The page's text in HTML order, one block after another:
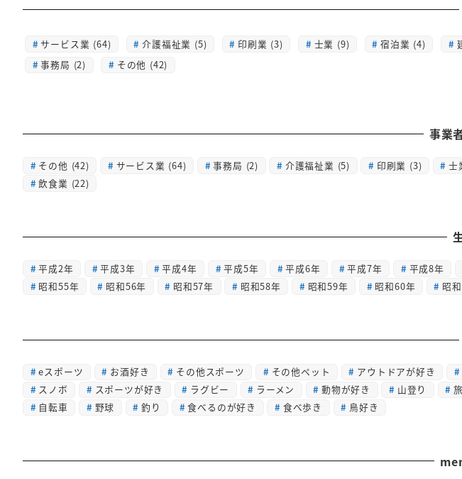
サービス業 (64) 介護福祉業 (5) 印刷業 (3) 士業 (9) 宿泊業 (4)
事務局 (2)
その他 (42)
事業
その他 (42) サービス業 (64) 事務局 (2) 介護福祉業 (5) 印刷業 (3) 士
飲食業 (22)
平成2年 平成3年 平成4年 平成5年 平成6年 平成7年 平成8年
昭和55年
昭和56年 昭和57年 昭和58年 昭和59年 昭和60年 昭
eスポーツ お酒好き その他スポーツ その他ペット アウトドアが好き
スノボ
スポーツが好き ラグビー ラーメン 動物が好き 山登り
自転車
野球 釣り 食べるのが好き 食べ歩き 鳥好き